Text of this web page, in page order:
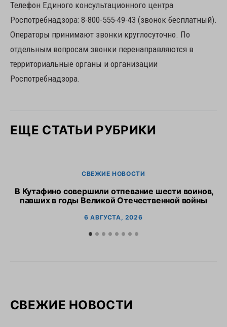
Телефон Единого консультационного центра
Роспотребнадзора: 8-800-555-49-43 (звонок бесплатный).
Операторы принимают звонки круглосуточно. По
отдельным вопросам звонки перенаправляются в
территориальные органы и организации
Роспотребнадзора.
ЕЩЕ СТАТЬИ РУБРИКИ
СВЕЖИЕ НОВОСТИ
В Кутафино совершили отпевание шести воинов,
павших в годы Великой Отечественной войны
6 АВГУСТА, 2026
СВЕЖИЕ НОВОСТИ